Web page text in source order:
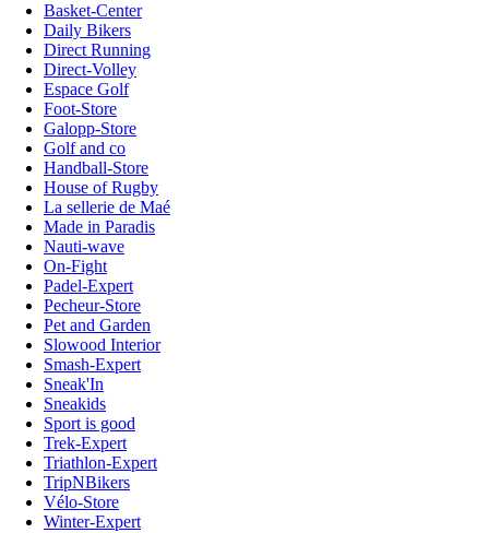
Basket-Center
Daily Bikers
Direct Running
Direct-Volley
Espace Golf
Foot-Store
Galopp-Store
Golf and co
Handball-Store
House of Rugby
La sellerie de Maé
Made in Paradis
Nauti-wave
On-Fight
Padel-Expert
Pecheur-Store
Pet and Garden
Slowood Interior
Smash-Expert
Sneak'In
Sneakids
Sport is good
Trek-Expert
Triathlon-Expert
TripNBikers
Vélo-Store
Winter-Expert